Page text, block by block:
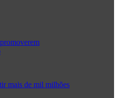
mais de mil milhões